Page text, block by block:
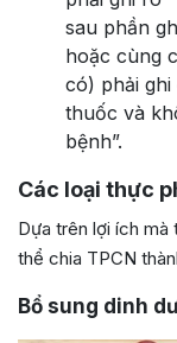
sau phần
hoặc cùng
có) phải ghi
thuốc và
bệnh”.
Các loại thực
Dựa trên lợi ích
thể chia TPCN
Bổ sung dinh